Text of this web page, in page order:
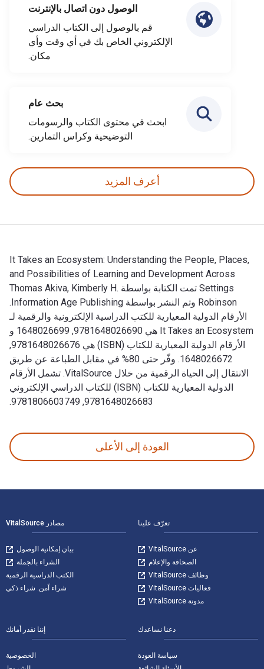
الوصول دون اتصال بالإنترنت
قم بالوصول إلى الكتاب الدراسي
الإلكتروني الخاص بك في أي وقت وأي
مكان.
بحث عام
ابحث في محتوى الكتاب والرسومات
التوضيحية وكراس التمارين.
أعرف المزيد
It Takes an Ecosystem: Understanding the People, Places,
and Possibilities of Learning and Development Across
Settings تمت الكتابة بواسطة Thomas Akiva, Kimberly H.
Robinson وتم النشر بواسطة Information Age Publishing.
الأرقام الدولية المعيارية للكتب الدراسية الإلكترونية والرقمية لـ
It Takes an Ecosystem هي 9781648026690, 1648026699 و
الأرقام الدولية المعيارية للكتاب (ISBN) هي 9781648026676,
1648026672. وفّر حتى 80% في مقابل الطباعة عن طريق
الانتقال إلى الحياة الرقمية من خلال VitalSource. تشمل الأرقام
الدولية المعيارية للكتاب (ISBN) للكتاب الدراسي الإلكتروني
9781648026683, 9781806603749.
العودة إلى الأعلى
تعرّف علينا
عن VitalSource
الصحافة والإعلام
وظائف VitalSource
فعاليات VitalSource
مدونة VitalSource
مصادر VitalSource
بيان إمكانية الوصول
الشراء بالجملة
الكتب الدراسية الرقمية
شراء آمن. شراء ذكي
دعنا نساعدك
سياسة العودة
إننا نقدر أمانك
الخصوصية